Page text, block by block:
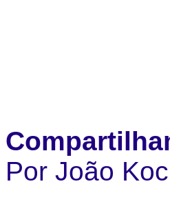
Por João